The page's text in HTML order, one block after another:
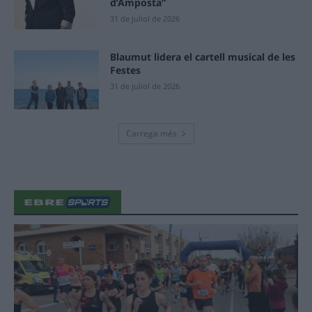
31 de juliol de 2026
Blaumut lidera el cartell musical de les
Festes
31 de juliol de 2026
Carrega més